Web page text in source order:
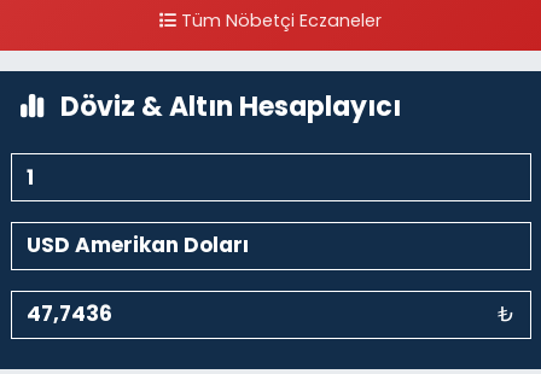
0 (212) 297 96 92 Yol Tarifi Al
Tüm Nöbetçi Eczaneler
Döviz & Altın Hesaplayıcı
₺